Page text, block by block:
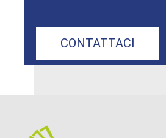
CONTATTACI